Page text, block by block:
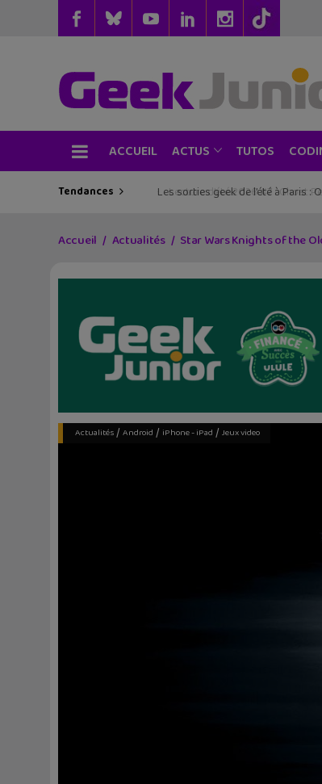
ACCUEIL ACTUS TUTOS
Tendances Les sorties geek de l’été à Paris :
Accueil Actualités Star Wars Knights of the
Actualités/ Android / iPhone - iPad / Jeux video